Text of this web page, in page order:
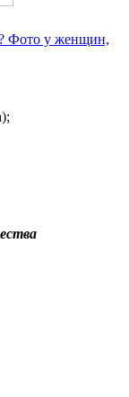
Фото у женщин,